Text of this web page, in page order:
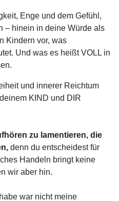
Enge und dem Gefühl,
– hinein in deine Würde als
Kindern vor, was
Und was es heißt VOLL in
und innerer Reichtum
KIND und DIR
zu lamentieren, die
denn du entscheidest für
Handeln bringt keine
wir aber hin.
war nicht meine